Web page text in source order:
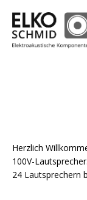
Herzlich
100V-
24 Lautsprechern